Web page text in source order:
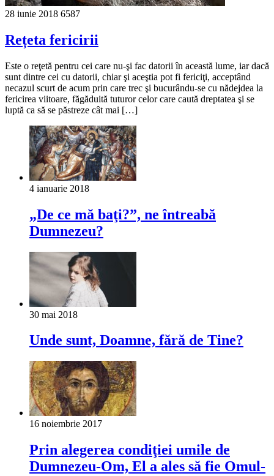
28 iunie 2018 6587
Rețeta fericirii
Este o reţetă pentru cei care nu-şi fac datorii în această lume, iar dacă
sunt dintre cei cu datorii, chiar şi aceştia pot fi fericiţi, acceptând
necazul scurt de acum prin care trec şi bucurându-se cu nădejdea la
fericirea viitoare, făgăduită tuturor celor care caută dreptatea şi se
luptă ca să se păstreze cât mai […]
4 ianuarie 2018
„De ce mă baţi?”, ne întreabă
Dumnezeu?
30 mai 2018
Unde sunt, Doamne, fără de Tine?
16 noiembrie 2017
Prin alegerea condiţiei umile de
Dumnezeu-Om, El a ales să fie Omul-